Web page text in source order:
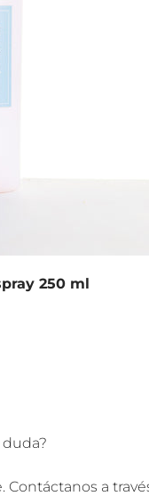
250 ml
duda?
Contáctanos a